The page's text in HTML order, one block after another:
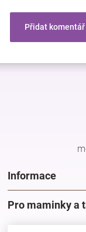
Přidat komentář
Z
Informace
Pro maminky a